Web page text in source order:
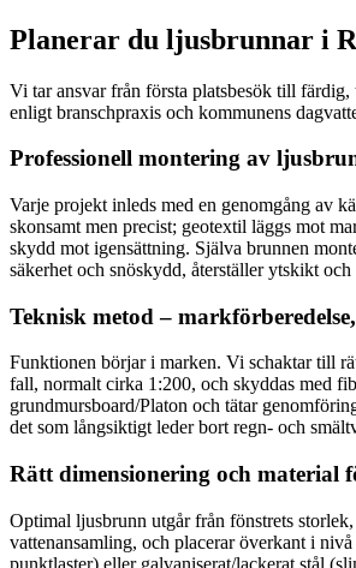
Planerar du ljusbrunnar i
Vi tar ansvar från första platsbesök till
enligt branschpraxis och kommunens
Professionell montering av
Varje projekt inleds med en genomgång av
skonsamt men precist; geotextil läggs mot
skydd mot igensättning. Själva brunnen
säkerhet och snöskydd, återställer ytskikt
Teknisk metod –
Funktionen börjar i marken. Vi schaktar till
fall, normalt cirka 1:200, och skyddas med
grundmursboard/Platon och tätar
det som långsiktigt leder bort regn- och
Rätt dimensionering och material
Optimal ljusbrunn utgår från fönstrets
vattenansamling, och placerar överkant i
punktlaster) eller galvaniserat/lackerat stål